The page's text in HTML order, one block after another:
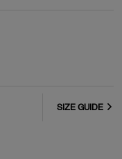
SIZE GUIDE